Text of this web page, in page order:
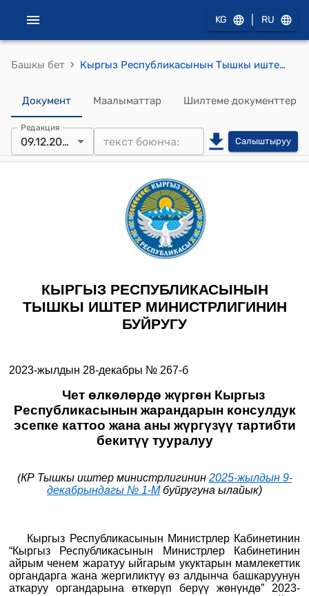
KG RU
Башкы бет › Кыргыз Республикасынын Тышкы иштер министрлигинин 2023-жылдын 28-декабры № 267-б "Чет өлкөлөрдө жүргөн Кыргыз Республикасынын жарандарын консулдук эсепке каттоо жана аны жүргүзүү тартибти бекитүү тууралуу" буйругу
Документ Маалыматтар Шилтеме документтер
Редакция
09.12.2025 Салыштыруу